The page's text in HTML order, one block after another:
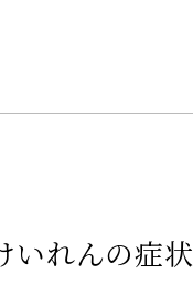
いれんの症状